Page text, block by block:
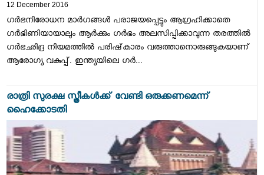
12 December 2016
ഗര്‍ഭനിരോധന മാര്‍ഗങ്ങള്‍ പരാജയപ്പെട്ടും ആഗ്രഹിക്കാതെ
ഗര്‍ഭിണിയായാലും ആര്‍ക്കും ഗര്‍ഭം അലസിപ്പിക്കാവുന്ന തരത്തില്‍
ഗര്‍ഭഛിദ്ര നിയമത്തില്‍ പരിഷ്‌കാരം വരുത്താനൊരുങ്ങുകയാണ്
ആരോഗ്യ വകുപ്പ്. ഇന്ത്യയിലെ ഗര്‍...
രാത്രി സുരക്ഷ സ്ത്രീകള്‍ക്ക് വേണ്ടി ഒരുക്കണമെന്ന്
ഹൈക്കോടതി